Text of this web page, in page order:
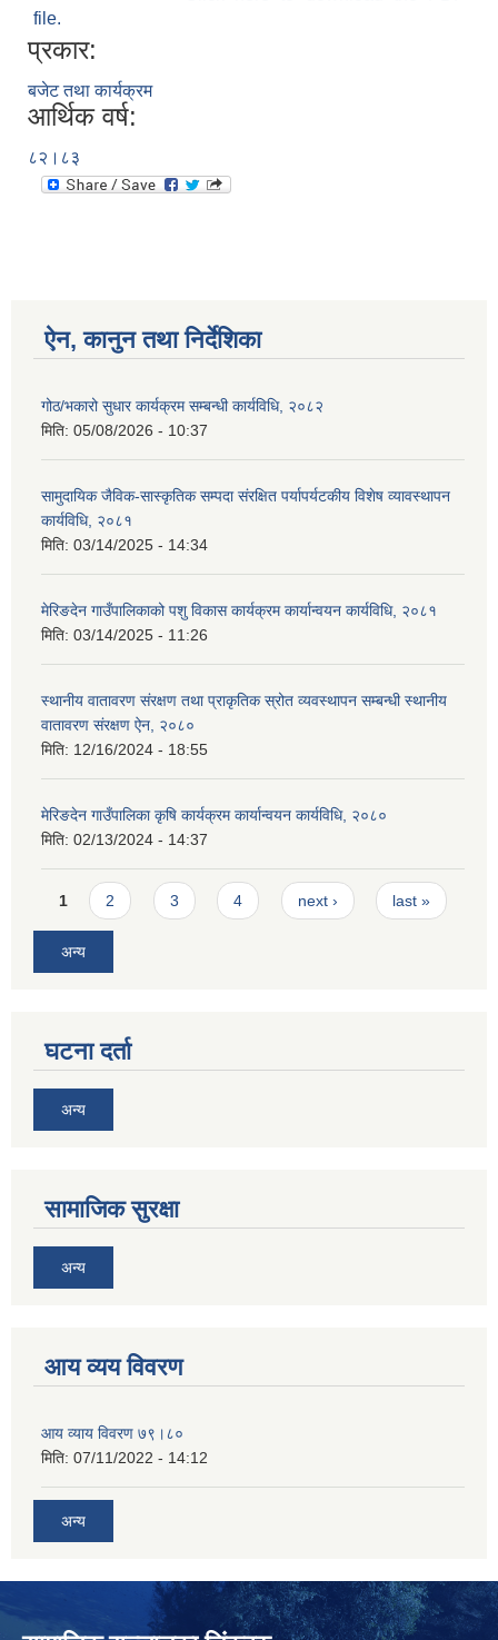
file.
प्रकार:
बजेट तथा कार्यक्रम
आर्थिक वर्ष:
८२।८३
ऐन, कानुन तथा निर्देशिका
गोठ/भकारो सुधार कार्यक्रम सम्बन्धी कार्यविधि, २०८२
मिति: 05/08/2026 - 10:37
सामुदायिक जैविक-सास्कृतिक सम्पदा संरक्षित पर्यापर्यटकीय विशेष व्यावस्थापन
कार्यविधि, २०८१
मिति: 03/14/2025 - 14:34
मेरिङदेन गाउँपालिकाको पशु विकास कार्यक्रम कार्यान्वयन कार्यविधि, २०८१
मिति: 03/14/2025 - 11:26
स्थानीय वातावरण संरक्षण तथा प्राकृतिक स्रोत व्यवस्थापन सम्बन्धी स्थानीय
वातावरण संरक्षण ऐन, २०८०
मिति: 12/16/2024 - 18:55
मेरिङदेन गाउँपालिका कृषि कार्यक्रम कार्यान्वयन कार्यविधि, २०८०
मिति: 02/13/2024 - 14:37
Pages
1 2 3 4 next › last »
अन्य
घटना दर्ता
अन्य
सामाजिक सुरक्षा
अन्य
आय व्यय विवरण
आय व्याय विवरण ७९।८०
मिति: 07/11/2022 - 14:12
अन्य